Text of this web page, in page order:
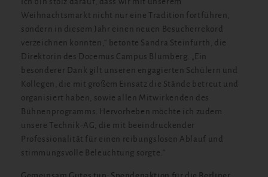
Weihnachtsmarkt nicht nur eine Tradition fortführen,
sondern in diesem Jahr einen neuen Besucherrekord
verzeichnen konnten,“ betonte Sandra Steinfurth, die
Direktorin des Docemus Campus Blumberg. „Ein
besonderer Dank gilt unseren engagierten Schülern und
Kollegen, die mit großem Einsatz die Stände betreut und
organisiert haben, sowie allen Mitwirkenden des
Bühnenprogramms. Hervorheben möchte ich zudem
unsere Technik-AG, die mit beeindruckender
Professionalität für einen reibungslosen Ablauf und
stimmungsvolle Beleuchtung sorgte.“